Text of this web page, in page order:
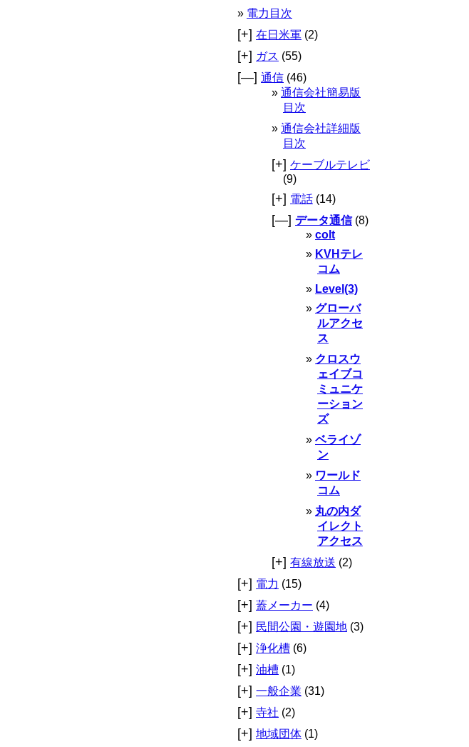
電力目次
[+] 在日米軍 (2)
[+] ガス (55)
[—] 通信 (46)
通信会社簡易版
目次
通信会社詳細版
目次
[+] ケーブルテレビ
(9)
[+] 電話 (14)
[—] データ通信(8)
colt
KVHテレ
コム
Level(3)
グローバ
ルアクセ
ス
クロスウ
ェイブコ
ミュニケ
ーション
ズ
ベライゾ
ン
ワールド
コム
丸の内ダ
イレクト
アクセス
[+] 有線放送 (2)
[+] 電力 (15)
[+] 蓋メーカー (4)
[+] 民間公園・遊園地 (3)
[+] 浄化槽 (6)
[+] 油槽 (1)
[+] 一般企業 (31)
[+] 寺社 (2)
[+] 地域団体 (1)